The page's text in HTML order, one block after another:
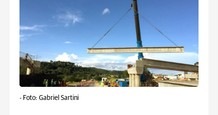
- Foto: Gabriel Sartini